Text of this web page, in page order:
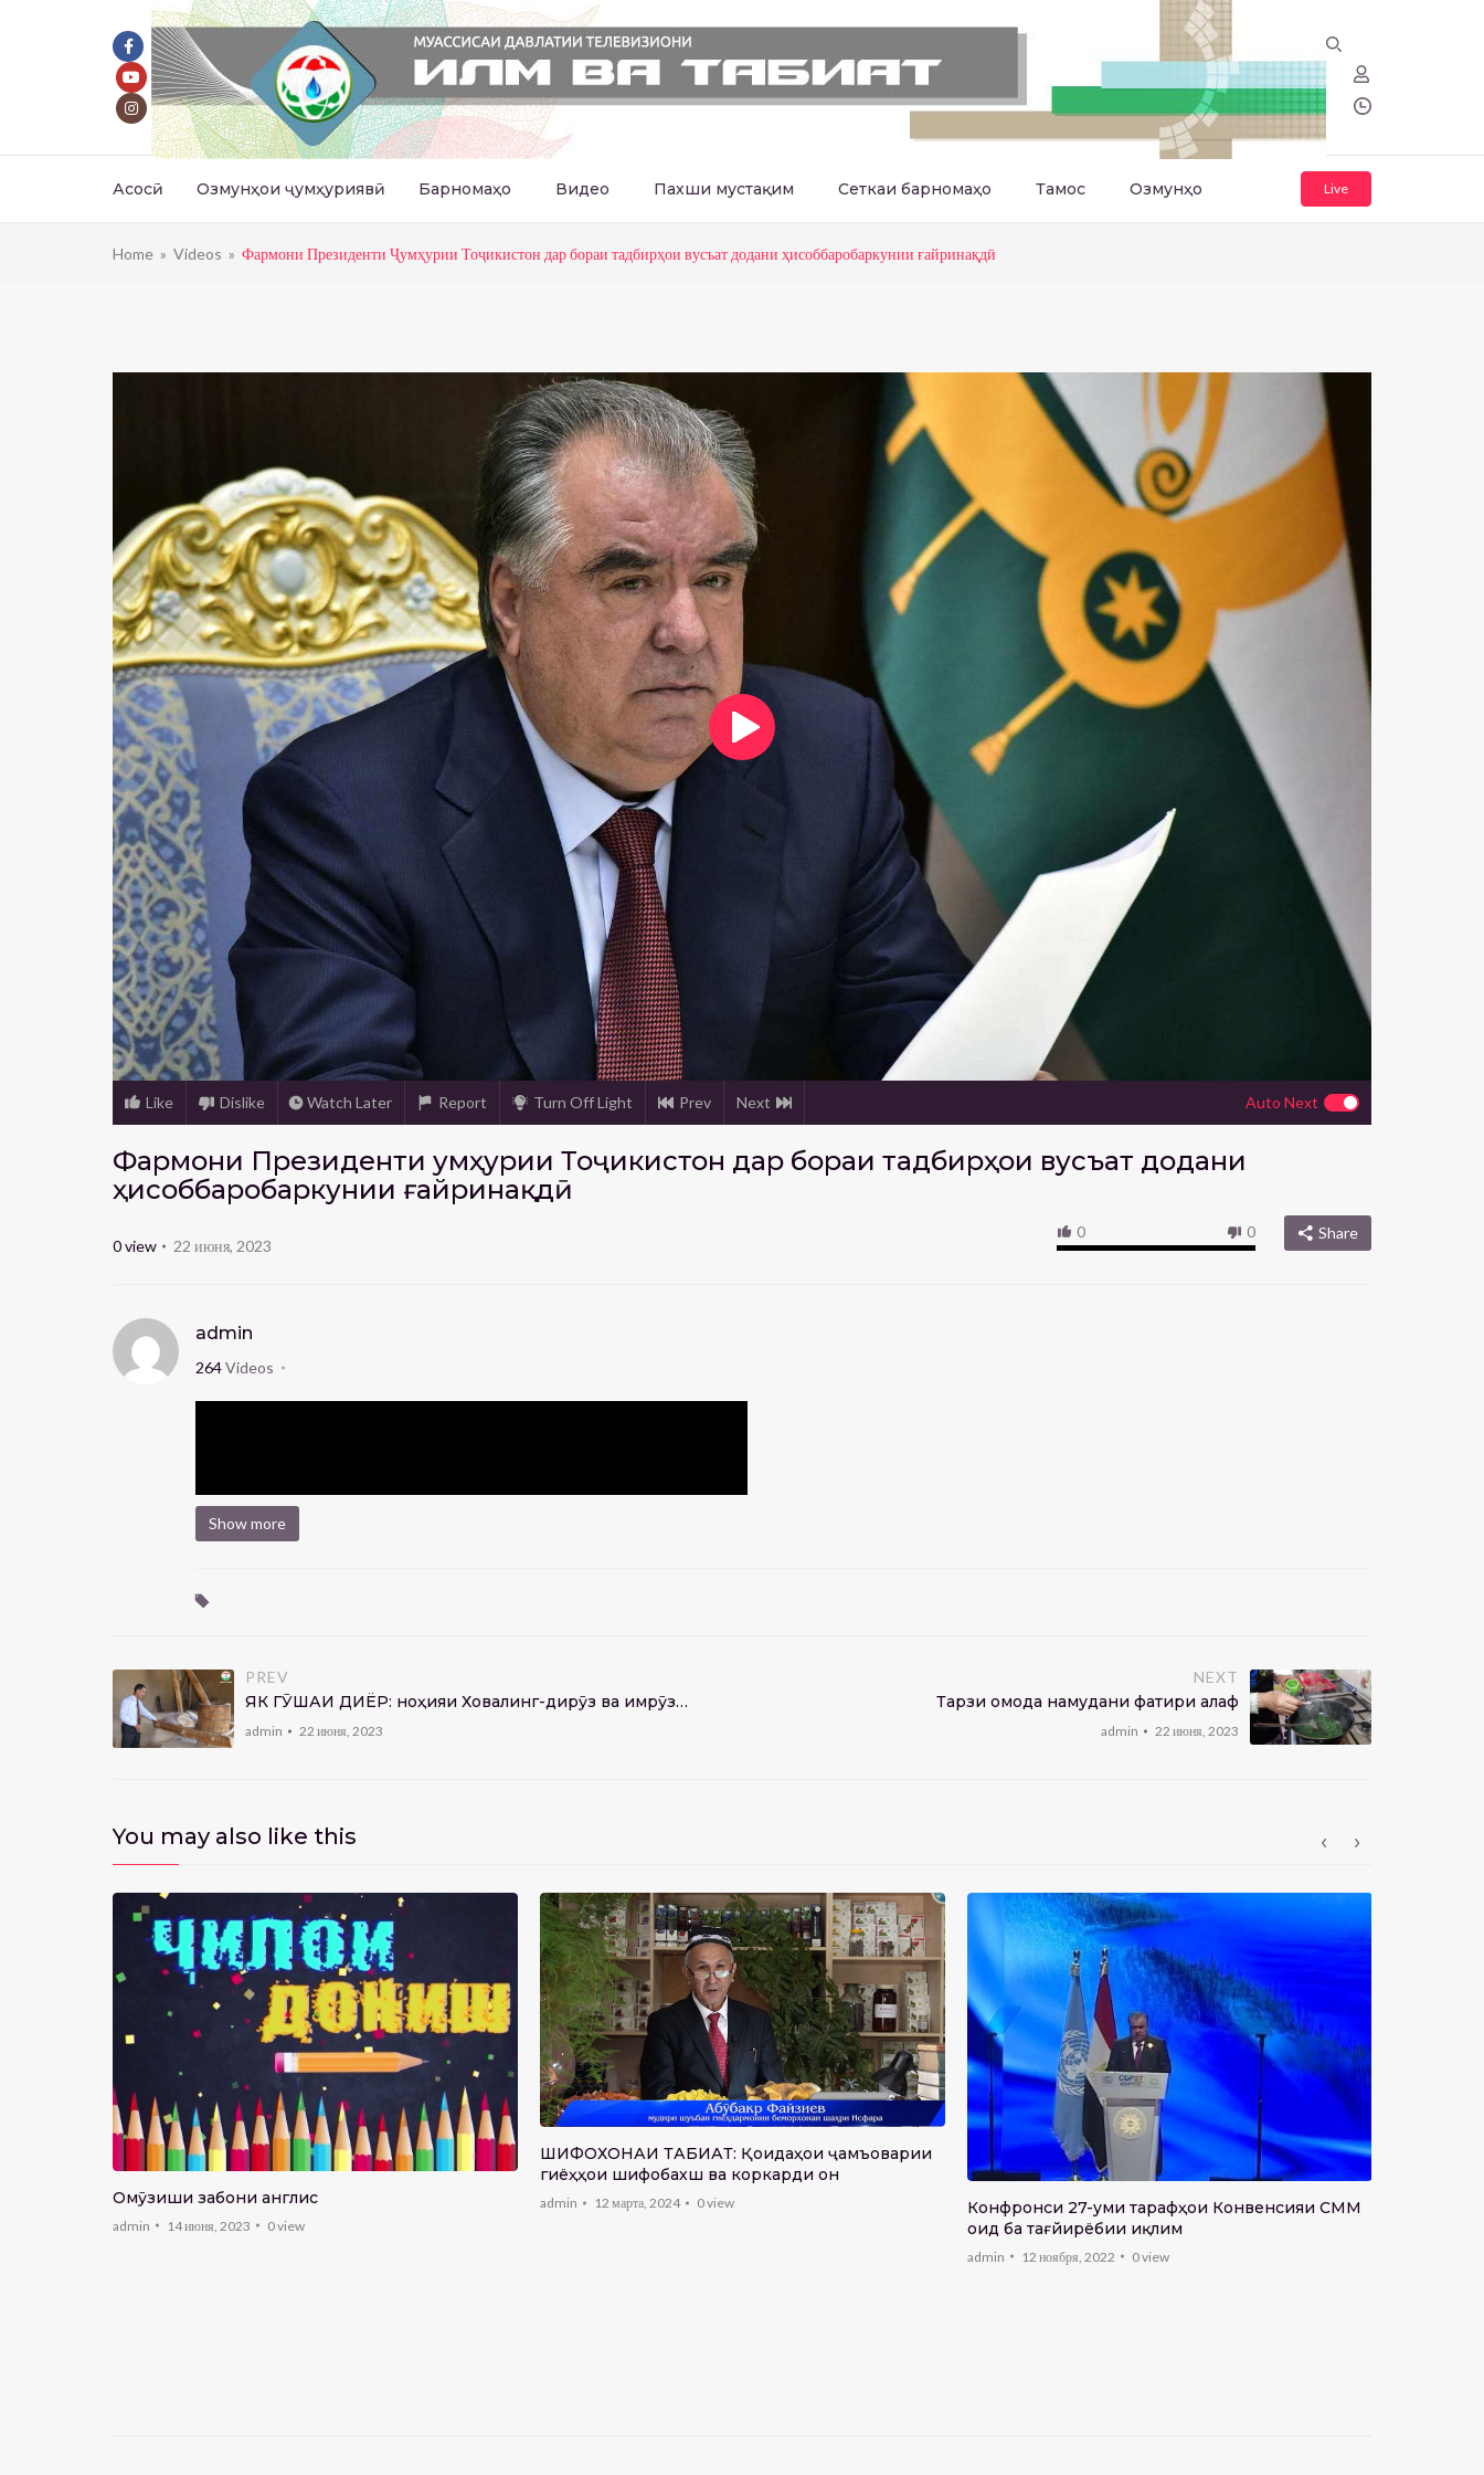
Асосӣ Озмунҳои ҷумҳуриявӣ Барномаҳо Видео Пахши мустақим Сеткаи барномаҳо Тамос Озмунҳо Live
Home » Videos » Фармони Президенти Ҷумҳурии Тоҷикистон дар бораи тадбирҳои вусъат додани ҳисоббаробаркунии ғайринақдӣ
Like Dislike Watch Later Report Turn Off Light Prev Next Auto Next
Фармони Президенти Ҷумҳурии Тоҷикистон дар бораи тадбирҳои вусъат додани
ҳисоббаробаркунии ғайринақдӣ
0view 22 июня, 2023
0 0 Share
admin
264Videos
Show more
PREV
ЯК ГӮШАИ ДИЁР: ноҳияи Ховалинг-дирӯз ва имрӯз…
admin 22 июня, 2023
NEXT
Тарзи омода намудани фатири алафӣ
admin 22 июня, 2023
You may also like this
Омӯзиши забони англисӣ
admin 14 июня, 2023 0view
ШИФОХОНАИ ТАБИАТ: Қоидаҳои ҷамъоварии
гиёҳҳои шифобахш ва коркарди он
admin 12 марта, 2024 0view
Конфронси 27-уми тарафҳои Конвенсияи СММ
оид ба тағйирёбии иқлим
admin 12 ноября, 2022 0view